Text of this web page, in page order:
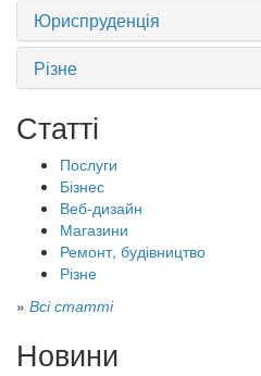
Юриспруденція
Різне
Статті
Послуги
Бізнес
Веб-дизайн
Магазини
Ремонт, будівництво
Різне
» Всі статті
Новини